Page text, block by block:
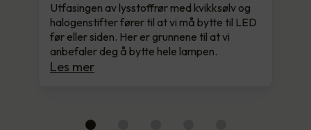
Utfasingen av lysstoffrør med kvikksølv og
halogenstifter fører til at vi må bytte til LED
før eller siden. Her er grunnene til at vi
anbefaler deg å bytte hele lampen.
Les mer